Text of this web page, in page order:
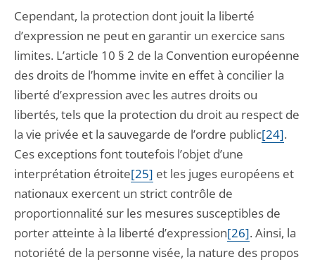
Cependant, la protection dont jouit la liberté
d’expression ne peut en garantir un exercice sans
limites. L’article 10 § 2 de la Convention européenne
des droits de l’homme invite en effet à concilier la
liberté d’expression avec les autres droits ou
libertés, tels que la protection du droit au respect de
la vie privée et la sauvegarde de l’ordre public[24].
Ces exceptions font toutefois l’objet d’une
interprétation étroite[25] et les juges européens et
nationaux exercent un strict contrôle de
proportionnalité sur les mesures susceptibles de
porter atteinte à la liberté d’expression[26]. Ainsi, la
notoriété de la personne visée, la nature des propos